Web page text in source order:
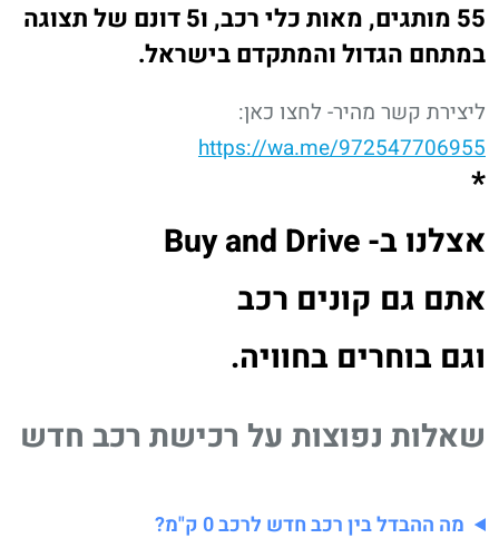
55 מותגים, מאות כלי רכב, ו5 דונם של תצוגה
במתחם הגדול והמתקדם בישראל.
ליצירת קשר מהיר- לחצו כאן:
https://wa.me/972547706955
*
אצלנו ב- Buy and Drive
אתם גם קונים רכב
וגם בוחרים בחוויה.
שאלות נפוצות על רכישת רכב חדש
מה ההבדל בין רכב חדש לרכב 0 ק"מ?